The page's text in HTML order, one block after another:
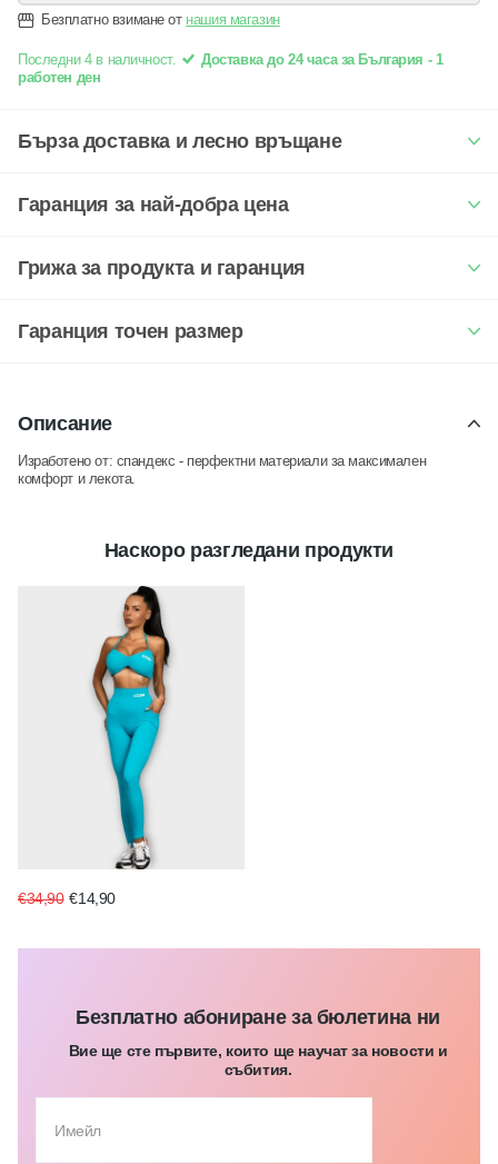
Безплатно взимане от нашия магазин
Последни 4 в наличност.
Доставка до 24 часа за България - 1
работен ден
Бърза доставка и лесно връщане
Гаранция за най-добра цена
Грижа за продукта и гаранция
Гаранция точен размер
Описание
Изработено от: спандекс - перфектни материали за максимален
комфорт и лекота.
Наскоро разгледани продукти
€34,90 €14,90
Безплатно абониране за бюлетина ни
Вие ще сте първите, които ще научат за новости и
събития.